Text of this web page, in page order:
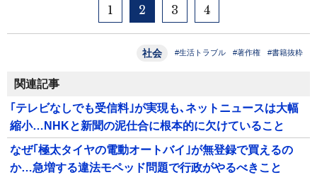
1 2 3 4
社会 #生活トラブル #著作権 #書籍抜粋
関連記事
｢テレビなしでも受信料｣が実現も､ネットニュースは大幅
縮小…NHKと新聞の泥仕合に根本的に欠けていること
なぜ｢極太タイヤの電動オートバイ｣が無登録で買えるの
か…急増する違法モペッド問題で行政がやるべきこと